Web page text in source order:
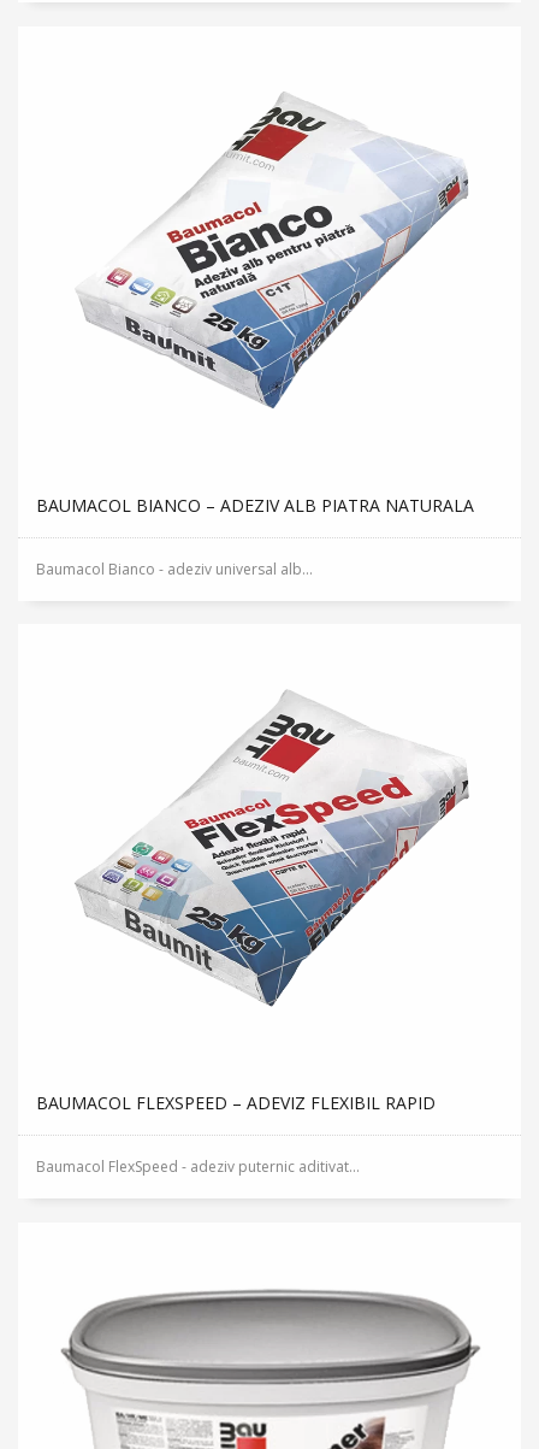
BAUMACOL BIANCO – ADEZIV ALB PIATRA NATURALA
Baumacol Bianco - adeziv universal alb...
BAUMACOL FLEXSPEED – ADEVIZ FLEXIBIL RAPID
Baumacol FlexSpeed - adeziv puternic aditivat...